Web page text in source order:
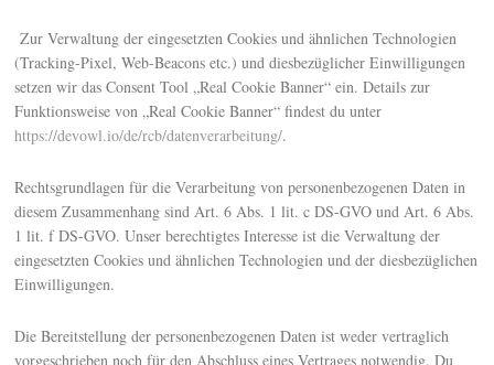
Zur Verwaltung der eingesetzten Cookies und ähnlichen Technologien
(Tracking-Pixel, Web-Beacons etc.) und diesbezüglicher Einwilligungen
setzen wir das Consent Tool „Real Cookie Banner“ ein. Details zur
Funktionsweise von „Real Cookie Banner“ findest du unter
https://devowl.io/de/rcb/datenverarbeitung/.
Rechtsgrundlagen für die Verarbeitung von personenbezogenen Daten in
diesem Zusammenhang sind Art. 6 Abs. 1 lit. c DS-GVO und Art. 6 Abs.
1 lit. f DS-GVO. Unser berechtigtes Interesse ist die Verwaltung der
eingesetzten Cookies und ähnlichen Technologien und der diesbezüglichen
Einwilligungen.
Die Bereitstellung der personenbezogenen Daten ist weder vertraglich
vorgeschrieben noch für den Abschluss eines Vertrages notwendig. Du